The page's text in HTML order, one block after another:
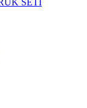
SETİ